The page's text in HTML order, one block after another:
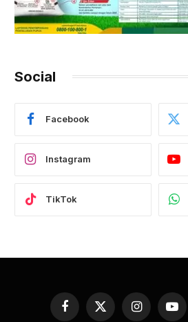
Social
Facebook
Instagram
TikTok
Facebook
X
Instagram